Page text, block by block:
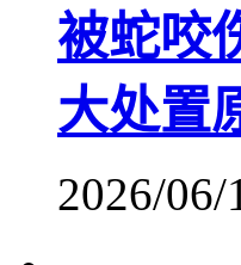
被蛇咬
大处置
2026/06/